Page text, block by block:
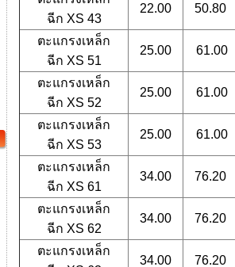
ฉีก XS 43
22.00 50.80
ตะแกรงเหล็ก
ฉีก XS 51
25.00 61.00
ตะแกรงเหล็ก
ฉีก XS 52
25.00 61.00
ตะแกรงเหล็ก
ฉีก XS 53
25.00 61.00
ตะแกรงเหล็ก
ฉีก XS 61
34.00 76.20
ตะแกรงเหล็ก
ฉีก XS 62
34.00 76.20
ตะแกรงเหล็ก
34.00 76.20